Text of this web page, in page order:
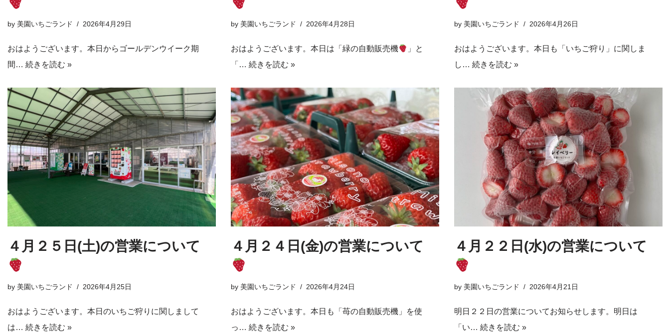
by 美園いちごランド 2026年4月29日
おはようございます。本日からゴールデンウイーク期
間… 続きを読む »
by 美園いちごランド 2026年4月28日
おはようございます。本日は「緑の自動販売機
」と
「… 続きを読む »
by 美園いちごランド 2026年4月26日
おはようございます。本日も「いちご狩り」に関しま
し… 続きを読む »
４月２５日(土)の営業について
by 美園いちごランド 2026年4月25日
おはようございます。本日のいちご狩りに関しまして
は… 続きを読む »
４月２４日(金)の営業について
by 美園いちごランド 2026年4月24日
おはようございます。本日も「苺の自動販売機」を使
っ… 続きを読む »
４月２２日(水)の営業について
by 美園いちごランド 2026年4月21日
明日２２日の営業についてお知らせします。明日は
「い… 続きを読む »